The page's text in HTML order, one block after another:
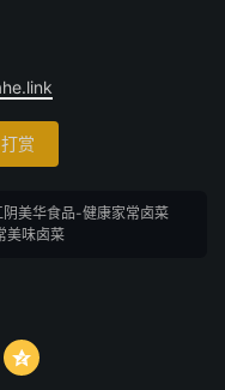
打赏
阴美华食品-健康家常卤菜
美味卤菜
